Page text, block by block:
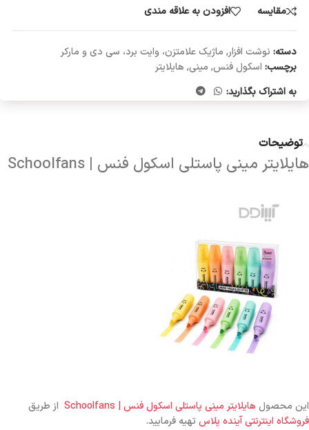
مقایسه افزودن به علاقه مندی
دسته: نوشت افزار, ماژیک علامتزن، وایت برد، سی دی و مارکر
برچسب: اسکول فنس, مینی, هایلایتر
به اشتراک بگذارید:
توضیحات
هایلایتر مینی پاستلی اسکول فنس | Schoolfans
این محصول هایلایتر مینی پاستلی اسکول فنس | Schoolfans
از طریق
فروشگاه اینترنتی آینده پلاستهیه فرمایید.